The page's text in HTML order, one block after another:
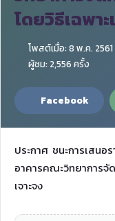
โดยวิธีเฉพาะ
โพสต์เมื่อ: 8 พ.ค. 2561
ผู้ชม: 2,556 ครั้ง
Facebook
ประกาศ ชนะการเสน
อาคารคณะวิทยาการจั
เจาะจง